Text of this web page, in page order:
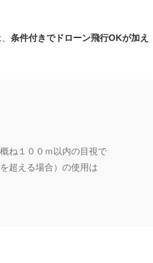
条件付きでドローン飛行OKが加え
ね１００ｍ以内の目視で
超える場合）の使用は